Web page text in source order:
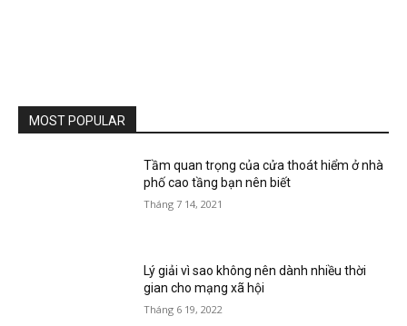
MOST POPULAR
Tầm quan trọng của cửa thoát hiểm ở nhà
phố cao tầng bạn nên biết
Tháng 7 14, 2021
Lý giải vì sao không nên dành nhiều thời
gian cho mạng xã hội
Tháng 6 19, 2022